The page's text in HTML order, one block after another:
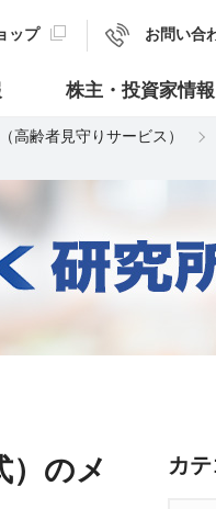
ップ お問い合
株主・投資家情報
高齢者見守りサービス）
）のメ
カテ